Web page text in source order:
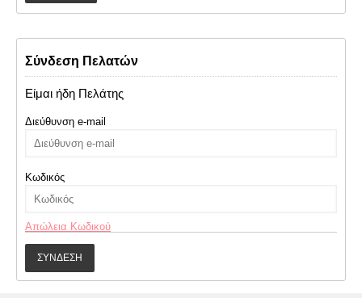
Σύνδεση Πελατών
Είμαι ήδη Πελάτης
Διεύθυνση e-mail
Κωδικός
Απώλεια Κωδικού